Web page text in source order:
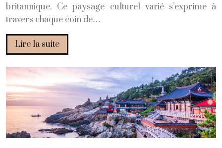
britannique. Ce paysage culturel varié s’exprime à
travers chaque coin de…
Lire la suite